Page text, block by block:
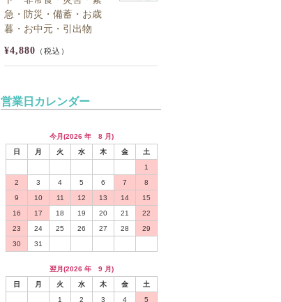
急・防災・備蓄・お歳
暮・お中元・引出物
¥4,880 （税込）
営業日カレンダー
今月(2026 年 8 月)
日
月 火 水 木 金
土
1
2
3 4 5 6 7
8
9
10 11 12 13 14
15
16
17 18 19 20 21
22
23
24 25 26 27 28
29
30
31
翌月(2026 年 9 月)
日
月 火 水 木 金
土
1
2 3 4 5